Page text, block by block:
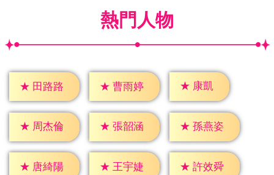
熱門人物
★ 田路路 ★ 曹雨婷 ★ 康凱
★ 周杰倫 ★ 張韶涵 ★ 孫燕姿
★ 唐綺陽 ★ 王宇婕 ★ 許效舜